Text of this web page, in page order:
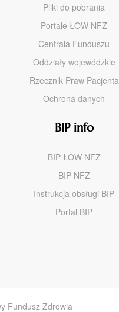
Pliki do pobrania
Portale ŁOW NFZ
Centrala Funduszu
Oddziały wojewódzkie
Rzecznik Praw Pacjenta
Ochrona danych
BIP info
BIP ŁOW NFZ
BIP NFZ
Instrukcja obsługi BIP
Portal BIP
Fundusz Zdrowia